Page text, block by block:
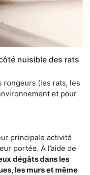
nuisible des rats
rongeurs (les rats, les
et pour
principale activité
portée. À l’aide de
dégâts dans les
les murs et même